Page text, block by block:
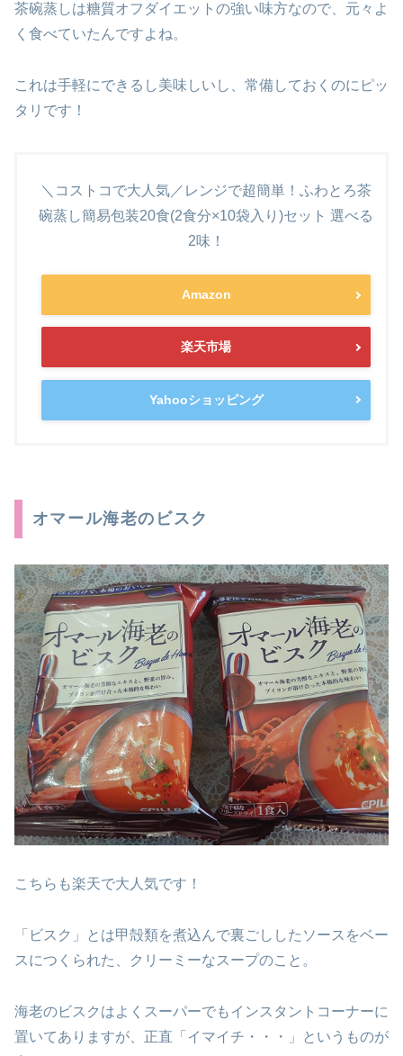
茶碗蒸しは糖質オフダイエットの強い味方なので、元々よ
く食べていたんですよね。
これは手軽にできるし美味しいし、常備しておくのにピッ
タリです！
＼コストコで大人気／レンジで超簡単！ふわとろ茶
碗蒸し簡易包装20食(2食分×10袋入り)セット 選べる
2味！
Amazon
楽天市場
Yahooショッピング
オマール海老のビスク
こちらも楽天で大人気です！
「ビスク」とは甲殻類を煮込んで裏ごししたソースをベー
スにつくられた、クリーミーなスープのこと。
海老のビスクはよくスーパーでもインスタントコーナーに
置いてありますが、正直「イマイチ・・・」というものが